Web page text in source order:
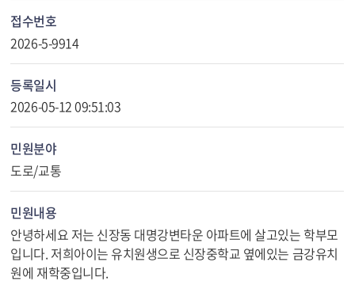
접수번호
2026-5-9914
등록일시
2026-05-12 09:51:03
민원분야
도로/교통
민원내용
안녕하세요 저는 신장동 대명강변타운 아파트에 살고있는 학부모
입니다. 저희아이는 유치원생으로 신장중학교 옆에있는 금강유치
원에 재학중입니다.